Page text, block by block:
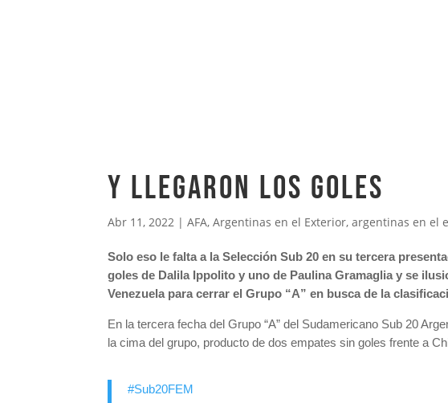
Y llegaron los goles
Abr 11, 2022 |AFA,Argentinas en el Exterior,argentinas en el
Solo eso le falta a la Selección Sub 20 en su tercera
goles de Dalila Ippolito y uno de Paulina Gramaglia y se
Venezuela para cerrar el Grupo “A” en busca de la
En la tercera fecha del Grupo “A” del Sudamericano Sub 20
la cima del grupo, producto de dos empates sin goles frente a
#Sub20FEM